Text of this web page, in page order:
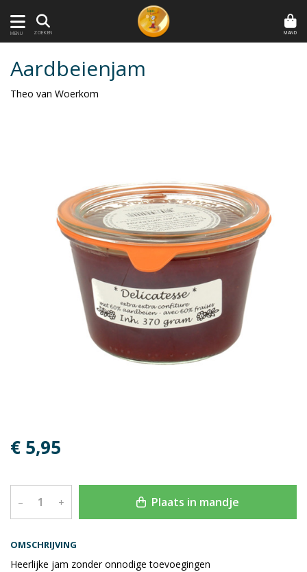
MENU ZOEKEN MAND
OMSCHRIJVING
Heerlijke jam zonder onnodige toevoegingen
Aardbeienjam
Theo van Woerkom
€ 5,95
– + Plaats in mandje